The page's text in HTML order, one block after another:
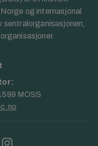
og internasjonal
MOSS